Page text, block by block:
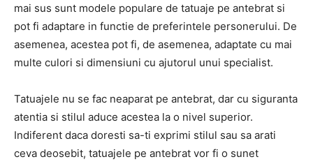
mai sus sunt modele populare de tatuaje pe antebrat si
pot fi adaptare in functie de preferintele personerului. De
asemenea, acestea pot fi, de asemenea, adaptate cu mai
multe culori si dimensiuni cu ajutorul unui specialist.
Tatuajele nu se fac neaparat pe antebrat, dar cu siguranta
atentia si stilul aduce acestea la o nivel superior.
Indiferent daca doresti sa-ti exprimi stilul sau sa arati
ceva deosebit, tatuajele pe antebrat vor fi o sunet